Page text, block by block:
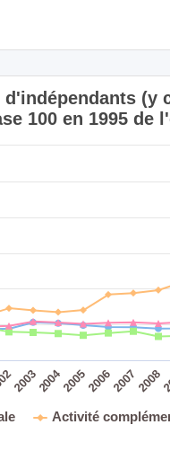
(y
100 en 1995 de
Activité
200320042005200620072008